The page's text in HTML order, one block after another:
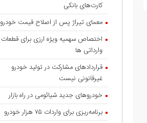
کارت‌های بانکی
معمای تیراژ پس از اصلاح قیمت خودرو
اختصاص سهمیه ویژه ارزی برای قطعات
وارداتی ها
قراردادهای مشارکت در تولید خودرو
غیرقانونی نیست
خودروهای جدید شیائومی در راه بازار
برنامه‌ریزی برای واردات ۷۵ هزار خودرو